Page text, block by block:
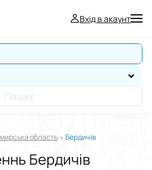
Вхід в акаунт
Пошук
область Бердичів
Бердичів